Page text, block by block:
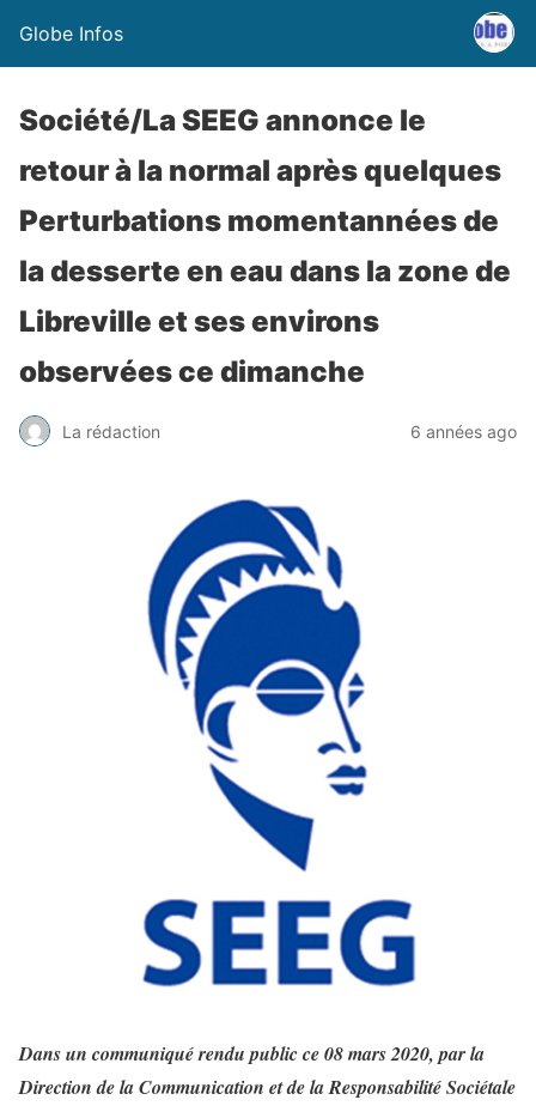
Globe Infos
Société/La SEEG annonce le
retour à la normal après quelques
Perturbations momentannées de
la desserte en eau dans la zone de
Libreville et ses environs
observées ce dimanche
La rédaction 6 années ago
Dans un communiqué rendu public ce 08 mars 2020, parla
Direction de la Communication et de la Responsabilité Sociétale